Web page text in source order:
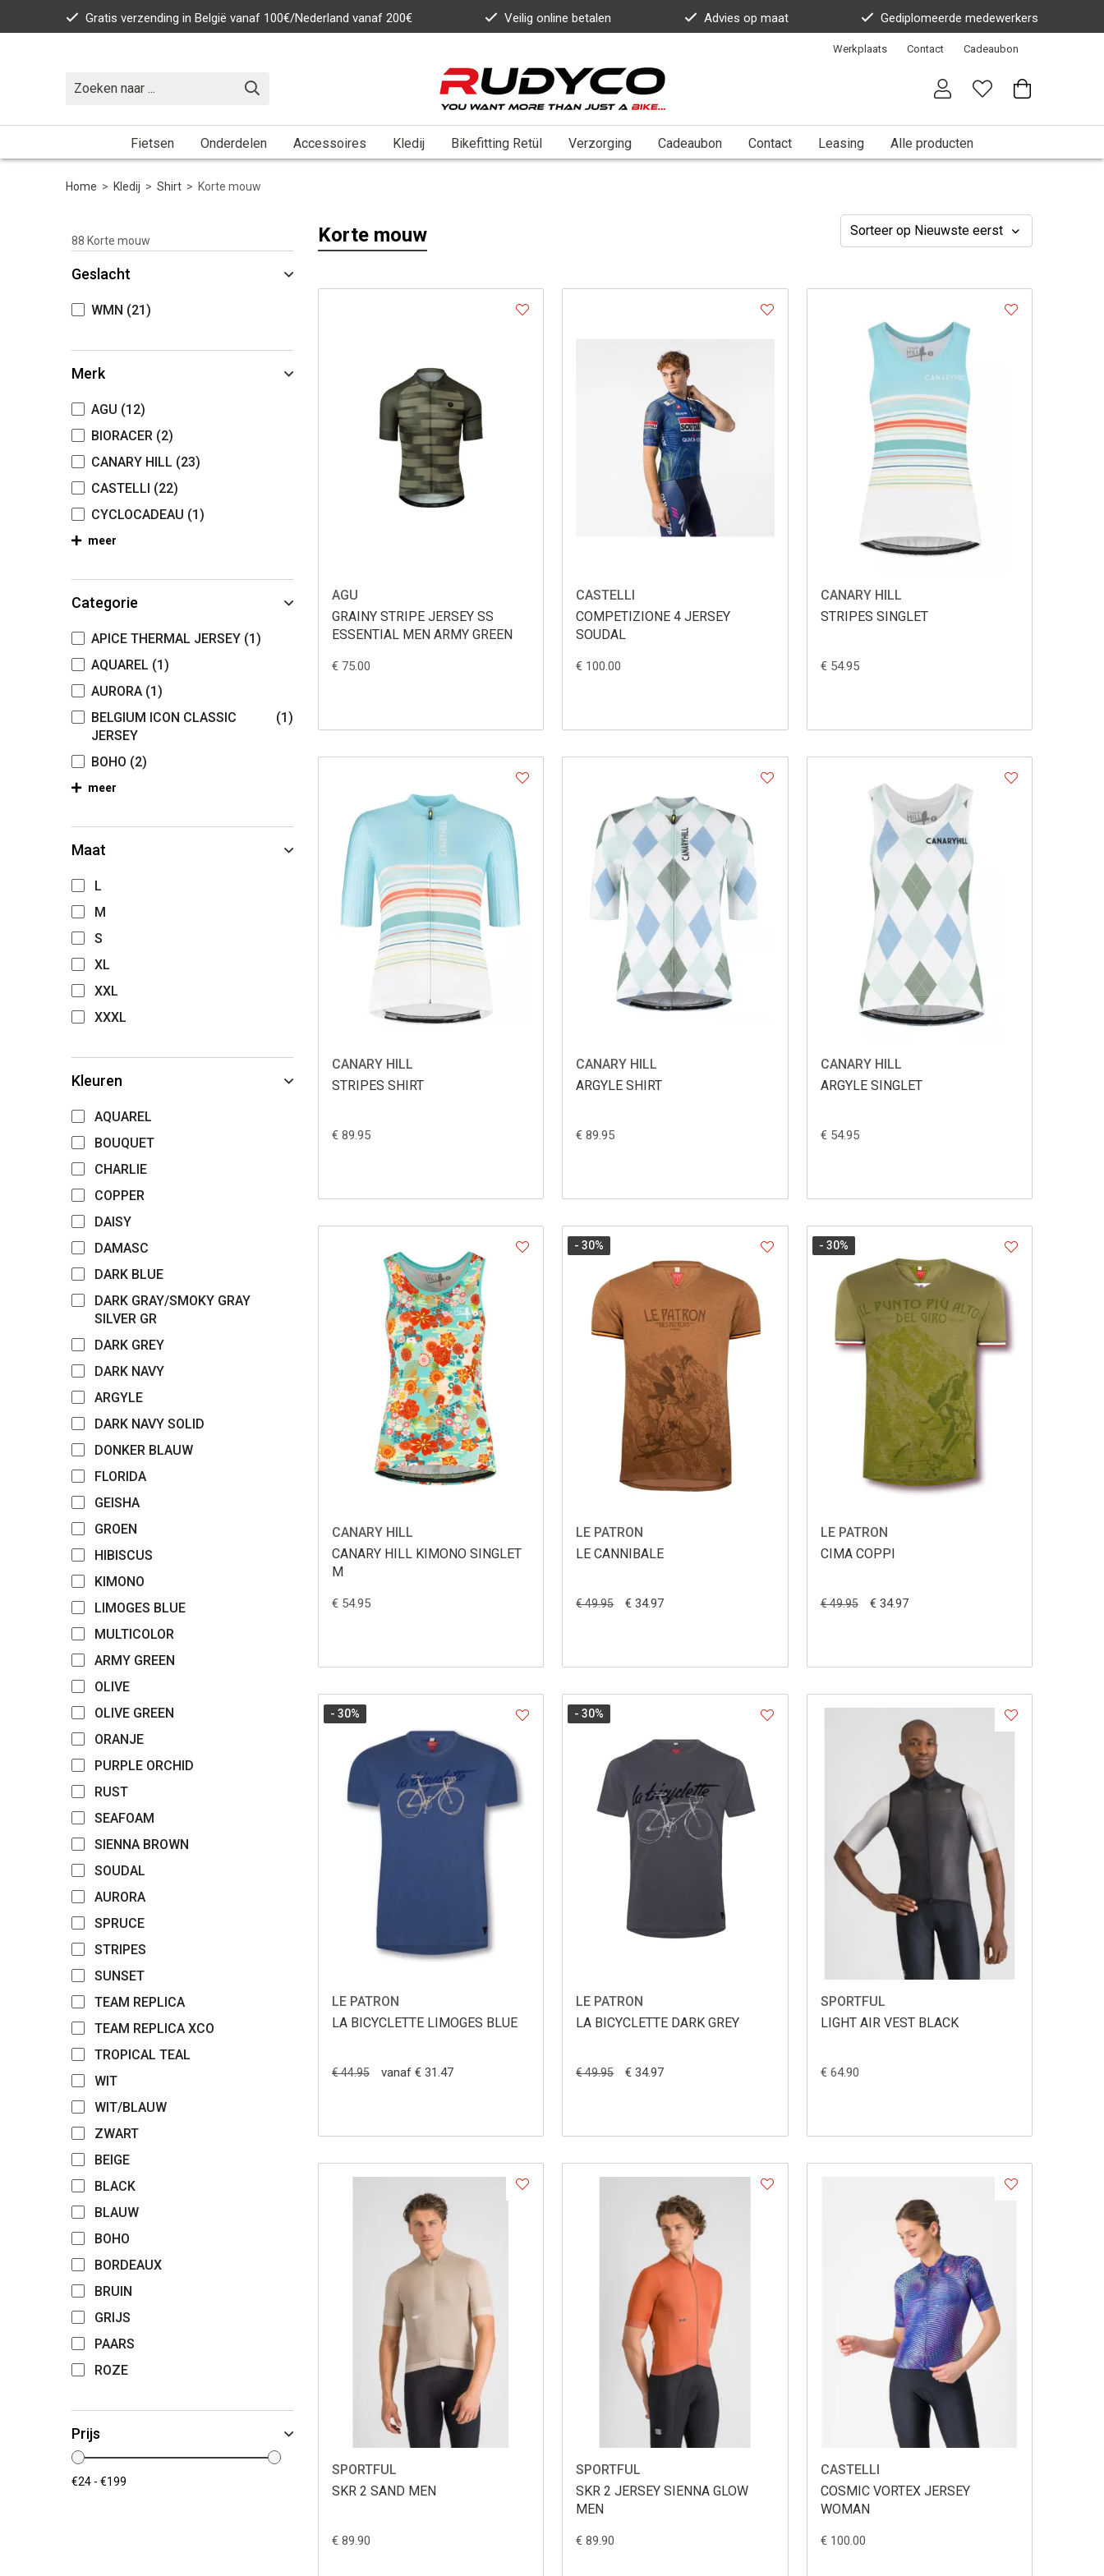
Gratis verzending in België vanaf 100€/Nederland vanaf 200€ Veilig online betalen Advies op maat Gediplomeerde medewerkers
Werkplaats Contact Cadeaubon
Fietsen Onderdelen Accessoires Kledij Bikefitting Retül Verzorging Cadeaubon Contact Leasing Alle producten
Home > Kledij > Shirt > Korte mouw
88 Korte mouw
Geslacht
WMN (21)
Merk
AGU (12)
BIORACER (2)
CANARY HILL (23)
CASTELLI (22)
CYCLOCADEAU (1)
meer
Categorie
APICE THERMAL JERSEY (1)
AQUAREL (1)
AURORA (1)
BELGIUM ICON CLASSIC
JERSEY
(1)
BOHO (2)
meer
Maat
L
M
S
XL
XXL
XXXL
Kleuren
AQUAREL
BOUQUET
CHARLIE
COPPER
DAISY
DAMASC
DARK BLUE
DARK GRAY/SMOKY GRAY
SILVER GR
DARK GREY
DARK NAVY
ARGYLE
DARK NAVY SOLID
DONKER BLAUW
FLORIDA
GEISHA
GROEN
HIBISCUS
KIMONO
LIMOGES BLUE
MULTICOLOR
ARMY GREEN
OLIVE
OLIVE GREEN
ORANJE
PURPLE ORCHID
RUST
SEAFOAM
SIENNA BROWN
SOUDAL
AURORA
SPRUCE
STRIPES
SUNSET
TEAM REPLICA
TEAM REPLICA XCO
TROPICAL TEAL
WIT
WIT/BLAUW
ZWART
BEIGE
BLACK
BLAUW
BOHO
BORDEAUX
BRUIN
GRIJS
PAARS
ROZE
Prijs
Korte mouw
AGU
GRAINY STRIPE JERSEY SS
ESSENTIAL MEN ARMY GREEN
€ 75.00
CASTELLI
COMPETIZIONE 4 JERSEY
SOUDAL
€ 100.00
CANARY HILL
STRIPES SINGLET
€ 54.95
CANARY HILL
STRIPES SHIRT
€ 89.95
CANARY HILL
ARGYLE SHIRT
€ 89.95
CANARY HILL
ARGYLE SINGLET
€ 54.95
CANARY HILL
CANARY HILL KIMONO SINGLET
M
€ 54.95
LE PATRON
LE CANNIBALE
€ 49.95 € 34.97
- 30%
LE PATRON
CIMA COPPI
€ 49.95 € 34.97
- 30%
LE PATRON
LA BICYCLETTE LIMOGES BLUE
€ 44.95 vanaf € 31.47
- 30%
LE PATRON
LA BICYCLETTE DARK GREY
€ 49.95 € 34.97
- 30%
SPORTFUL
LIGHT AIR VEST BLACK
€ 64.90
SPORTFUL
SKR 2 SAND MEN
€ 89.90
SPORTFUL
SKR 2 JERSEY SIENNA GLOW
MEN
€ 89.90
CASTELLI
COSMIC VORTEX JERSEY
WOMAN
€ 100.00